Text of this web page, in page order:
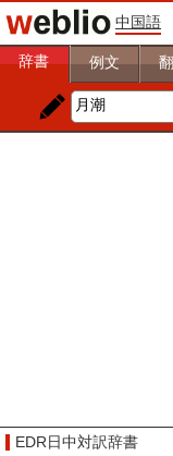
中国語
辞書 例文
EDR日中対訳辞書